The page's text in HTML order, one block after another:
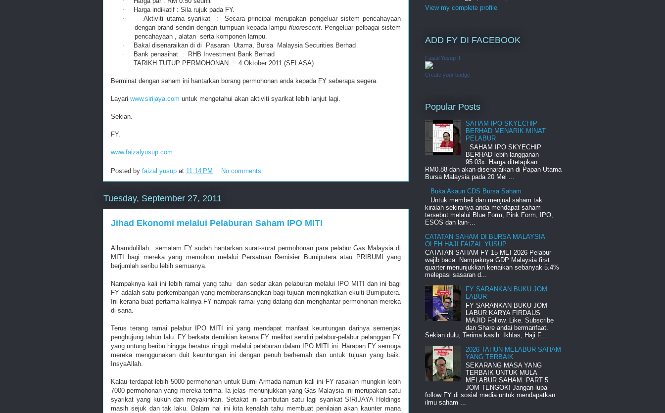
·
Harga indikatif : Sila rujuk pada FY.
·
Aktiviti utama syarikat :
Secara principal merupakan pengeluar sistem pencahayaan
dengan brand sendiri dengan tumpuan kepada lampu fluorescent. Pengeluar pelbagai sistem
pencahayaan , alatan serta komponen lampu.
·
Bakal disenaraikan di di Pasaran Utama, Bursa Malaysia Securities Berhad
·
Bank penasihat :
RHB Investment Bank Berhad
·
TARIKH TUTUP PERMOHONAN : 4 Oktober 2011 (SELASA)
Berminat dengan saham ini hantarkan borang permohonan anda kepada FY seberapa segera.
Layari www.sirijaya.com untuk mengetahui akan aktiviti syarikat lebih lanjut lagi.
Sekian.
FY.
www.faizalyusup.com
Posted by faizal yusup at 11:14 PM No comments:
Tuesday, September 27, 2011
Jihad Ekonomi melalui Pelaburan Saham IPO MITI
Alhamdulillah.. semalam FY sudah hantarkan surat-surat permohonan para pelabur Gas Malaysia di
MITI bagi mereka yang memohon melalui Persatuan Remisier Bumiputera atau PRIBUMI yang
berjumlah seribu lebih semuanya.
Nampaknya kali ini lebih ramai yang tahu dan sedar akan pelaburan melalui IPO MITI dan ini bagi
FY adalah satu perkembangan yang memberansangkan bagi tujuan meningkatkan ekuiti Bumiputera.
Ini kerana buat pertama kalinya FY nampak ramai yang datang dan menghantar permohonan mereka
di sana.
Terus terang ramai pelabur IPO MITI ini yang mendapat manfaat keuntungan darinya semenjak
penghujung tahun lalu. FY berkata demikian kerana FY melihat sendiri pelabur-pelabur pelanggan FY
yang untung beribu hingga beratus ringgit melalui pelaburan dalam IPO MITI ini. Harapan FY semoga
mereka menggunakan duit keuntungan ini dengan penuh berhemah dan untuk tujuan yang baik.
InsyaAllah.
Kalau terdapat lebih 5000 permohonan untuk Bumi Armada namun kali ini FY rasakan mungkin lebih
7000 permohonan yang mereka terima. Ia jelas menunjukkan yang Gas Malaysia ini merupakan satu
syarikat yang kukuh dan meyakinkan. Setakat ini sambutan satu lagi syarikat SIRIJAYA Holdings
masih sejuk dan tak laku. Dalam hal ini kita kenalah tahu membuat penilaian akan kaunter mana
View my complete profile
ADD FY DI FACEBOOK
Faizal Yusup II
Create your badge
Popular Posts
SAHAM IPO SKYECHIP
BERHAD MENARIK MINAT
PELABUR
SAHAM IPO SKYECHIP
BERHAD lebih langganan
95.03x. Harga ditetapkan
RM0.88 dan akan disenaraikan di Papan Utama
Bursa Malaysia pada 20 Mei ...
Buka Akaun CDS Bursa Saham
Untuk membeli dan menjual saham tak
kiralah sekiranya anda mendapat saham
tersebut melalui Blue Form, Pink Form, IPO,
ESOS dan lain-...
CATATAN SAHAM DI BURSA MALAYSIA
OLEH HAJI FAIZAL YUSUP
CATATAN SAHAM FY 15 MEI 2026 Pelabur
wajib baca. Nampaknya GDP Malaysia first
quarter menunjukkan kenaikan sebanyak 5.4%
melepasi sasaran d...
FY SARANKAN BUKU JOM
LABUR
FY SARANKAN BUKU JOM
LABUR KARYA FIRDAUS
MAJID Follow. Like. Subscribe
dan Share andai bermanfaat.
Sekian dulu, Terima kasih. Ikhlas, Haji F...
2026 TAHUN MELABUR SAHAM
YANG TERBAIK
SEKARANG MASA YANG
TERBAIK UNTUK MULA
MELABUR SAHAM. PART 5.
JOM TENGOK! Jangan lupa
follow FY di sosial media untuk mendapatkan
ilmu saham ...